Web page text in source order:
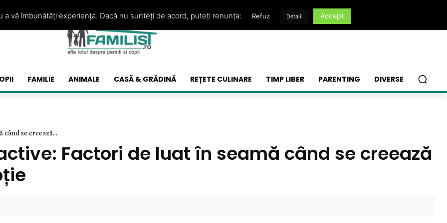
FAMILIE ANIMALE CASĂ & GRĂDINĂ REȚETE CULINARE TIMP LIBER PARENTING DIVERSE
se creează...
Factori de luat în seamă când se creează
vă îmbunătăți experiența. Dacă nu sunteți de acord, puteți renunța: Refuz Detalii Accept